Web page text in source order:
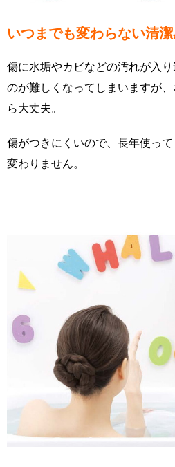
いつまでも変わらない清
傷に水垢やカビなどの汚れが入
のが難しくなってしまいますが
ら大丈夫。
傷がつきにくいので、長年使っ
変わりません。